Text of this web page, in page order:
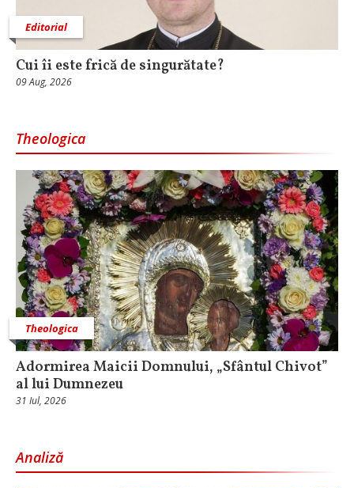
Editorial
Cui îi este frică de singurătate?
09 Aug, 2026
Theologica
Theologica
Adormirea Maicii Domnului, „Sfântul Chivot”
al lui Dumnezeu
31 Iul, 2026
Analiză